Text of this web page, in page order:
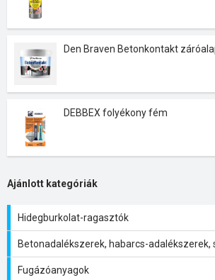
Den Braven Betonkontakt
DEBBEX folyékony fém
Ajánlott kategóriák
Hidegburkolat-ragasztók
Betonadalékszerek, habarcs-adalékszerek,
Fugázóanyagok